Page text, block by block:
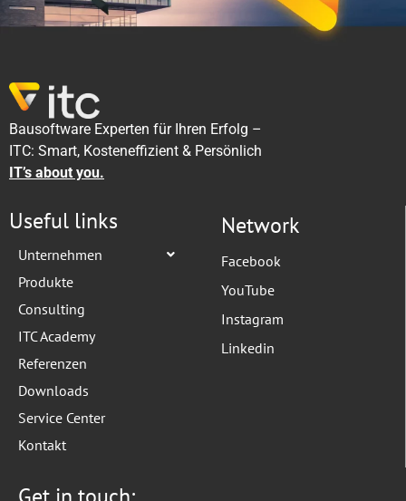
Bausoftware Experten für Ihren Erfolg –
ITC: Smart, Kosteneffizient & Persönlich
IT’s about you.
Useful links
Unternehmen
Produkte
Consulting
ITC Academy
Referenzen
Downloads
Service Center
Kontakt
Network
Facebook
YouTube
Instagram
Linkedin